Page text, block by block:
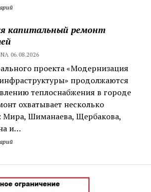
капитальный ремонт
06.08.2026
проекта «Модернизация
продолжаются
теплоснабжения в городе
охватывает несколько
Мира, Шиманаева, Щербакова,
и…